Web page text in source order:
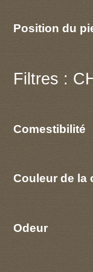
Position du
Filtres :
Comestibilité
Couleur de la
Odeur